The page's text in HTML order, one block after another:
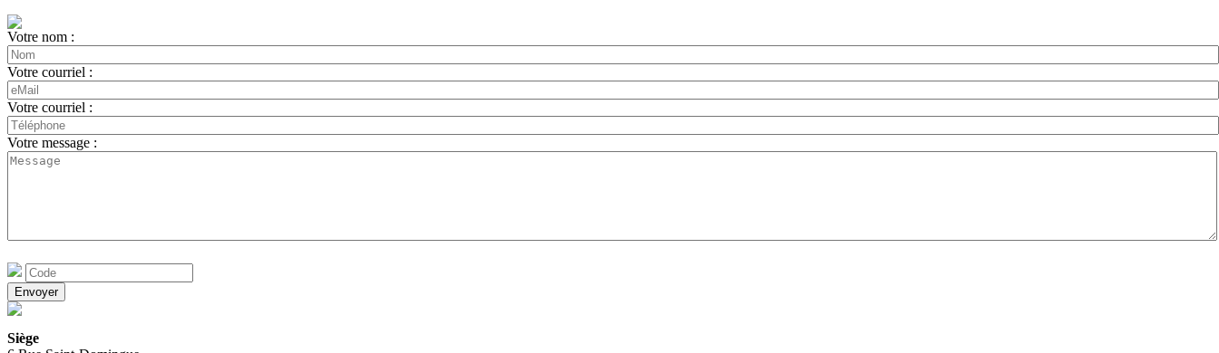
Votre nom :
Votre courriel :
Votre courriel :
Votre message :
Siège